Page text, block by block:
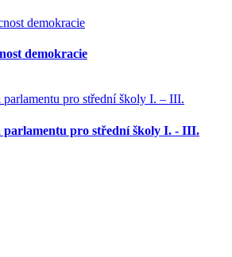
demokracie
pro střední školy I. - III.